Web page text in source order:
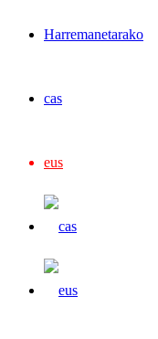
Harremanetarako
cas
eus